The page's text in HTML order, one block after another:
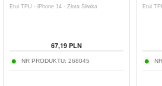
Etui TPU - iPhone 14 - Złota Śliwka
67,19 PLN
NR PRODUKTU: 268045
Etui